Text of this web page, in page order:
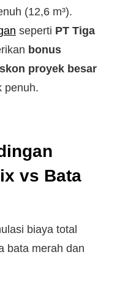
(12,6 m³).
seperti PT Tiga
bonus
proyek besar
penuh.
vs Bata
biaya total
bata merah dan